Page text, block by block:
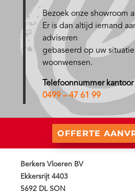
Bezoek onze showroom
Er is dan altijd iemand
adviseren
gebaseerd op uw
woonwensen.
Telefoonnummer kantoor
0499 – 47 61 99
OFFERTE
Berkers Vloeren BV
Ekkersrijt 4403
5692 DL SON